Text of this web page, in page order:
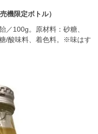
機限定ボトル）
／100g。原材料：砂糖、
/酸味料、着色料。※味はす